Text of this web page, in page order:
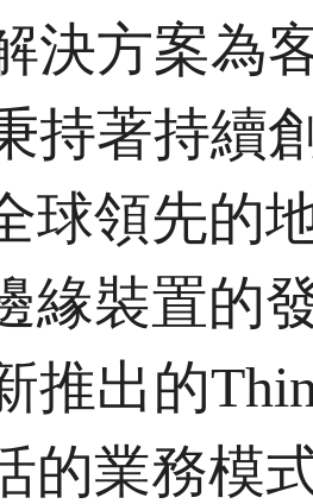
決方案為
持著持續
球領先的
緣裝置的
推出的
的業務模